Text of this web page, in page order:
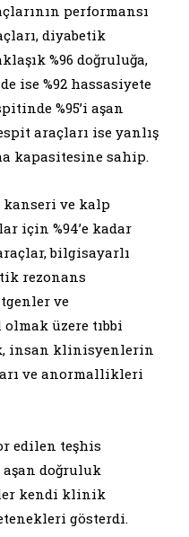
performansı
diyabetik
%96 doğruluğa,
ise %92 hassasiyete
%95’i aşan
araçları ise yanlış
kapasitesine sahip.
kanseri ve kalp
için %94’e kadar
bilgisayarlı
rezonans
ve
üzere tıbbi
insan klinisyenlerin
ve anormallikleri
edilen teşhis
aşan doğruluk
kendi klinik
gösterdi.